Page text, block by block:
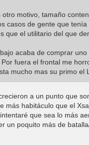
motivo, tamaño
casos de gente que
que el utilitario del que
acaba de comprar
fuera el frontal me
mucho mas su primo
a un punto que
más habitáculo que el
que sea lo más
un poquito más de